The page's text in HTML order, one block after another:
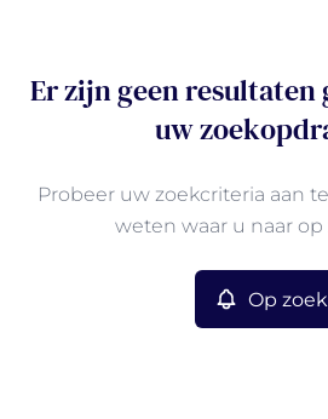
Er zijn geen resultaten
uw
Probeer uw zoekcriteria aan
weten waar u naar op
Op zoek